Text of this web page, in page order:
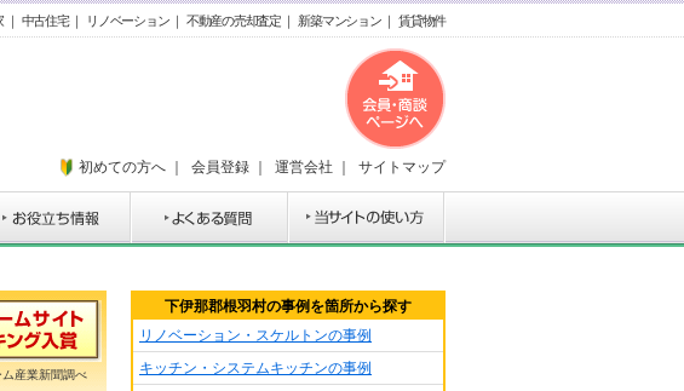
｜ 中古住宅｜ リノベーション｜ 不動産の売却査定｜ 新築マンション｜ 賃貸物件
初めての方へ 会員登録 運営会社 サイトマップ
産業新聞調べ
下伊那郡根羽村の事例を箇所から探す
リノベーション・スケルトンの事例
キッチン・システムキッチンの事例